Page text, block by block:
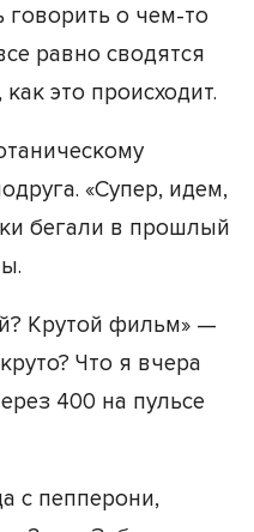
о чем-то
равно сводятся
это происходит.
«Супер, идем,
бегали в прошлый
Крутой фильм» —
Что я вчера
400 на пульсе
с пепперони,